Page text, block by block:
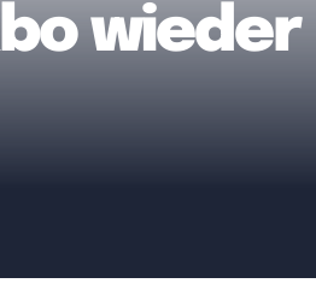
wieder